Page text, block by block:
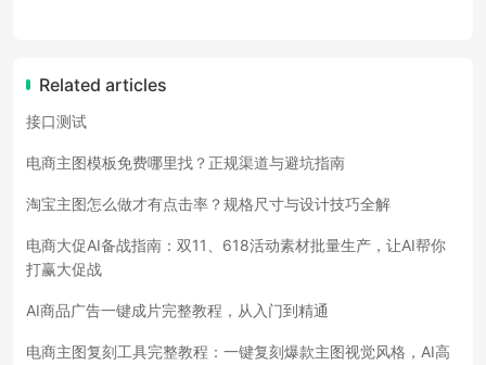
Related articles
接口测试
电商主图模板免费哪里找？正规渠道与避坑指南
淘宝主图怎么做才有点击率？规格尺寸与设计技巧全解
电商大促AI备战指南：双11、618活动素材批量生产，让AI帮你
打赢大促战
AI商品广告一键成片完整教程，从入门到精通
电商主图复刻工具完整教程：一键复刻爆款主图视觉风格，AI高